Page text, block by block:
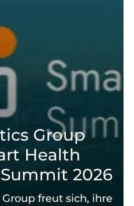
Group
Health
2026
freut sich, ihre